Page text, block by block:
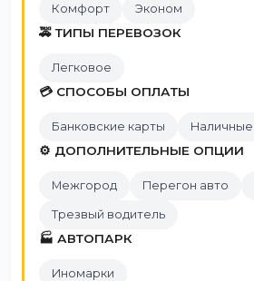
Комфорт Эконом
🚕 ТИПЫ ПЕРЕВОЗОК
Легковое
💳 СПОСОБЫ ОПЛАТЫ
Банковские карты Наличные
⚙️ ДОПОЛНИТЕЛЬНЫЕ ОПЦИИ
Межгород Перегон авто
Трезвый водитель
🏭 АВТОПАРК
Иномарки